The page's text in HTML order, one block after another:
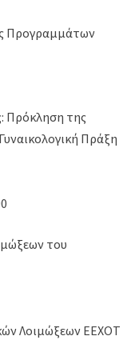
Προγραμμάτων
Πρόκληση της
Πράξη
του
Λοιμώξεων ΕΕΧΟΤ